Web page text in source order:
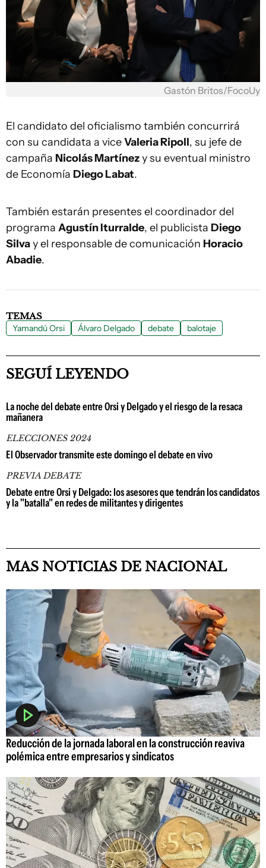
Gastón Britos/FocoUy
El candidato del oficialismo también concurrirá
con su candidata a viceValeria Ripoll, su jefe de
campaña Nicolás Martínezy su eventual ministro
de Economía Diego Labat.
También estarán presentes el coordinador del
programa Agustín Iturralde, el publicista Diego
Silvay el responsable de comunicación Horacio
Abadie.
TEMAS
Yamandú Orsi Álvaro Delgado debate balotaje
SEGUÍ LEYENDO
La noche del debate entre Orsi y Delgado y el riesgo de la resaca
mañanera
ELECCIONES 2024
El Observador transmite este domingo el debate en vivo
PREVIA DEBATE
Debate entre Orsi y Delgado: los asesores que tendrán los candidatos
y la "batalla" en redes de militantes y dirigentes
MAS NOTICIAS DE NACIONAL
Reducción de la jornada laboral en la construcción reaviva
polémica entre empresarios y sindicatos